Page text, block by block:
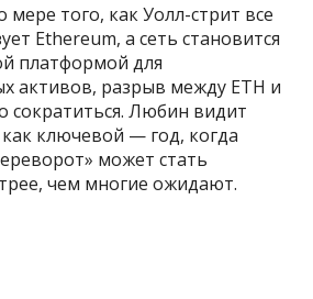
мере того, как Уолл-стрит все
Ethereum, а сеть становится
платформой для
активов, разрыв между ETH и
сократиться. Любин видит
ключевой — год, когда
может стать
чем многие ожидают.